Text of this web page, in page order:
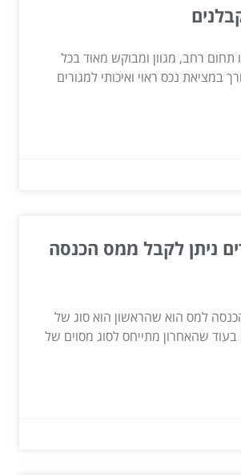
תחום רחב, מגוון ומבוקש מאוד בכל
במציאת נכס ראוי ואיכותי למגורים
ניתן לקבל ממס הכנסה
למס הוא שהראשון הוא סוג של
בעוד שהאחרון מתייחס לסוג מסוים של